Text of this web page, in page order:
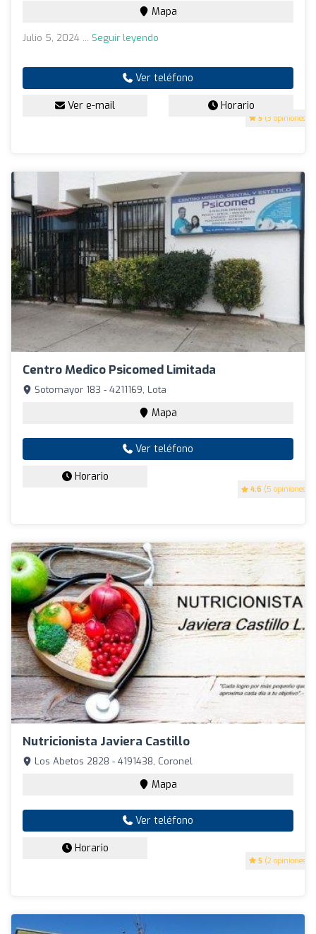
5 (3 opiniones)
Mapa
Julio 5, 2024 ... Seguir leyendo
Ver teléfono
Ver e-mail Horario
Centro Medico Psicomed Limitada
4.6 (5 opiniones)
Sotomayor 183 - 4211169, Lota
Mapa
Ver teléfono
Horario
Nutricionista Javiera Castillo
5 (2 opiniones)
Los Abetos 2828 - 4191438, Coronel
Mapa
Ver teléfono
Horario